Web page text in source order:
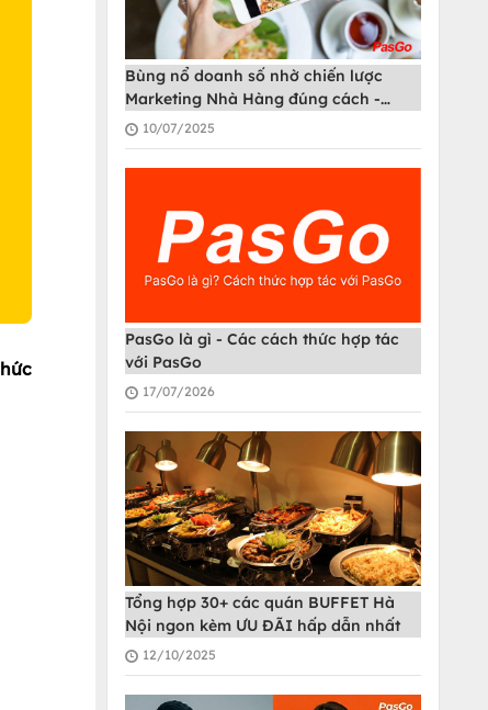
Bùng nổ doanh số nhờ chiến lược
Marketing Nhà Hàng đúng cách -
PasGo
10/07/2025
PasGo là gì - Các cách thức hợp tác
với PasGo
17/07/2026
Tổng hợp 30+ các quán BUFFET Hà
Nội ngon kèm ƯU ĐÃI hấp dẫn nhất
12/10/2025